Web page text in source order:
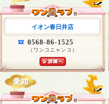
イオン春日井店
0568-86-1525
（ワンコニャンコ）